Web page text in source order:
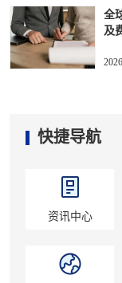
全
及
快捷导航
资讯中心